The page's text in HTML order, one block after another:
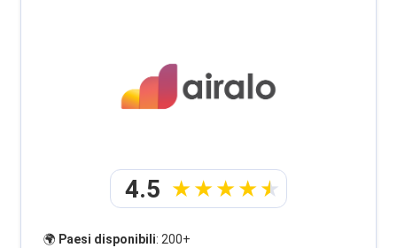
4.5
🌍 Paesi disponibili: 200+